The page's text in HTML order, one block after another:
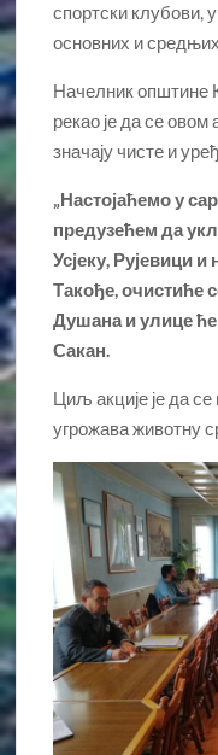
спортски клубови,
основних и
Начелник општине
рекао је да се овом
значају чисте и
„Настојаћемо у
предузећем да
Усјеку, Рујевици
Такође, очистиће
Душана и улице ће
Сакан.
Циљ акције је да се
угрожава животну